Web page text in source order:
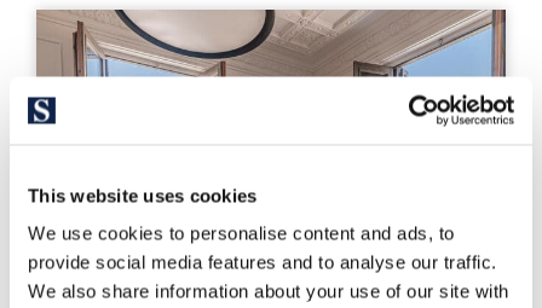
This website uses cookies
We use cookies to personalise content and ads, to
provide social media features and to analyse our traffic.
We also share information about your use of our site with